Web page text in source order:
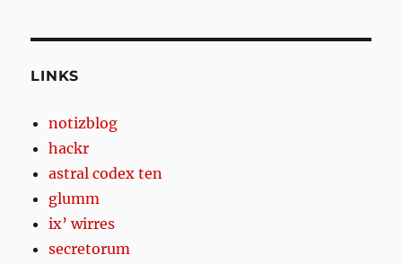
LINKS
notizblog
hackr
astral codex ten
glumm
ix’ wirres
secretorum